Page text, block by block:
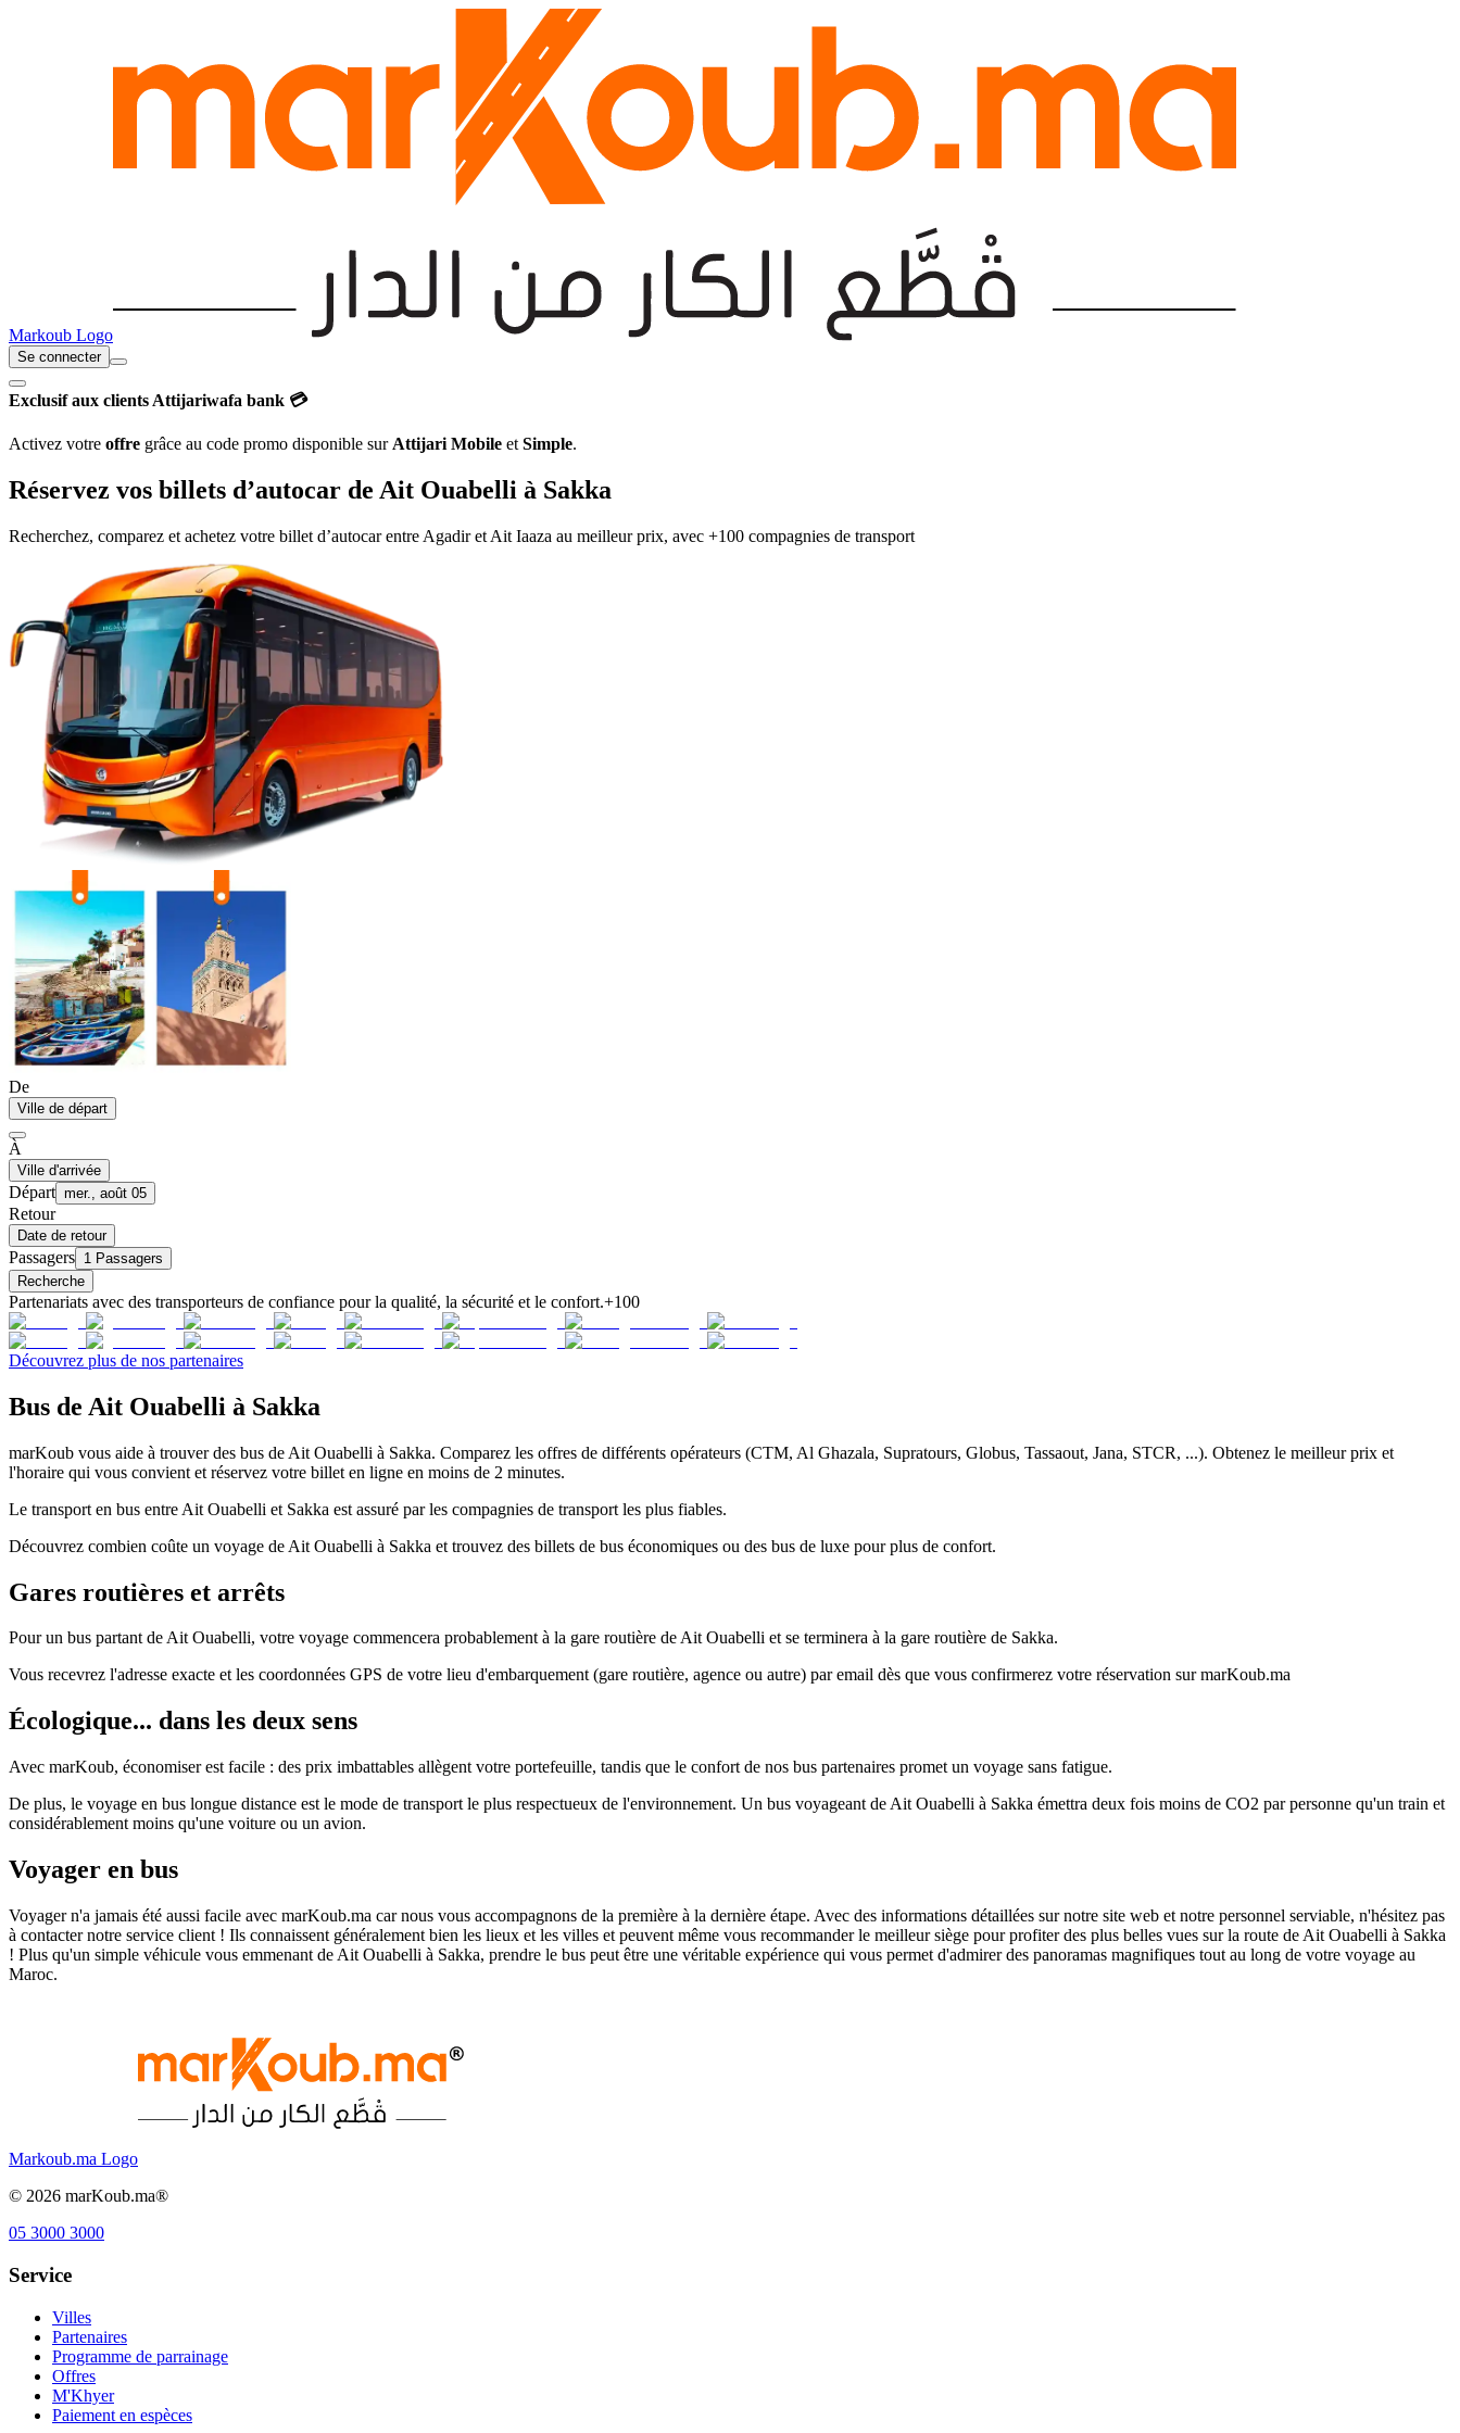
Markoub Logo
Se connecter
Exclusif aux clients Attijariwafa bank 💳
Activez votre offre grâce au code promo disponible sur Attijari Mobile et Simple.
Réservez vos billets d’autocar de Ait Ouabelli à Sakka
Recherchez, comparez et achetez votre billet d’autocar entre Agadiret Ait Iaaza au meilleur prix, avec +100 compagnies de transport
De
Ville de départ
À
Ville d'arrivée
Départ mer., août 05
Retour
Date de retour
Passagers 1 Passagers
Recherche
Partenariats avec des transporteurs de confiance pour la qualité, la sécurité et le confort.+100
Découvrez plus de nos partenaires
Bus de Ait Ouabelli à Sakka
marKoub vous aide à trouver des bus de Ait Ouabelli à Sakka. Comparez les offres de différents opérateurs (CTM, Al Ghazala, Supratours, Globus, Tassaout, Jana, STCR, ...). Obtenez le meilleur prix et
l'horaire qui vous convient et réservez votre billet en ligne en moins de 2 minutes.
Le transport en bus entre Ait Ouabelli et Sakka est assuré par les compagnies de transport les plus fiables.
Découvrez combien coûte un voyage de Ait Ouabelli à Sakka et trouvez des billets de bus économiques ou des bus de luxe pour plus de confort.
Gares routières et arrêts
Pour un bus partant de Ait Ouabelli, votre voyage commencera probablement à la gare routière de Ait Ouabelli et se terminera à la gare routière de Sakka.
Vous recevrez l'adresse exacte et les coordonnées GPS de votre lieu d'embarquement (gare routière, agence ou autre) par email dès que vous confirmerez votre réservation sur marKoub.ma
Écologique... dans les deux sens
Avec marKoub, économiser est facile : des prix imbattables allègent votre portefeuille, tandis que le confort de nos bus partenaires promet un voyage sans fatigue.
De plus, le voyage en bus longue distance est le mode de transport le plus respectueux de l'environnement. Un bus voyageant de Ait Ouabelli à Sakka émettra deux fois moins de CO2 par personne qu'un train et
considérablement moins qu'une voiture ou un avion.
Voyager en bus
Voyager n'a jamais été aussi facile avec marKoub.ma car nous vous accompagnons de la première à la dernière étape. Avec des informations détaillées sur notre site web et notre personnel serviable, n'hésitez pas
à contacter notre service client ! Ils connaissent généralement bien les lieux et les villes et peuvent même vous recommander le meilleur siège pour profiter des plus belles vues sur la route de Ait Ouabelli à Sakka
! Plus qu'un simple véhicule vous emmenant de Ait Ouabelli à Sakka, prendre le bus peut être une véritable expérience qui vous permet d'admirer des panoramas magnifiques tout au long de votre voyage au
Maroc.
Markoub.ma Logo
© 2026 marKoub.ma®
05 3000 3000
Service
Villes
Partenaires
Programme de parrainage
Offres
M'Khyer
Paiement en espèces